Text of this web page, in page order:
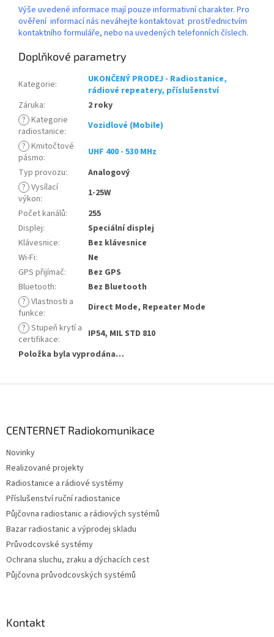
Výše uvedené informace mají pouze informativní charakter. Pro
ověření informací nás neváhejte kontaktovat prostřednictvím
kontaktního formuláře, nebo na uvedených telefonních číslech.
Doplňkové parametry
Kategorie:
UKONČENÝ PRODEJ - Radiostanice,
rádiové repeatery, příslušenství
Záruka:
2 roky
? Kategorie
radiostanice:
Vozidlové (Mobile)
? Kmitočtové
pásmo:
UHF 400 - 530 MHz
Typ provozu:
Analogový
? Vysílací
výkon:
1-25W
Počet kanálů:
255
Displej:
Speciální displej
Klávesnice:
Bez klávesnice
Wi-Fi:
Ne
GPS přijímač:
Bez GPS
Bluetooth:
Bez Bluetooth
? Vlastnosti a
funkce:
Direct Mode, Repeater Mode
? Stupeň krytí a
certifikace:
IP54, MIL STD 810
Položka byla vyprodána…
CENTERNET Radiokomunikace
Novinky
Realizované projekty
Radiostanice a rádiové systémy
Příslušenství ruční radiostanice
Půjčovna radiostanic a rádiových systémů
Bazar radiostanic a výprodej skladu
Průvodcovské systémy
Ochrana sluchu, zraku a dýchacích cest
Půjčovna průvodcovských systémů
Kontakt